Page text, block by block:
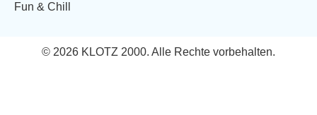
Fun & Chill
© 2026 KLOTZ 2000. Alle Rechte vorbehalten.